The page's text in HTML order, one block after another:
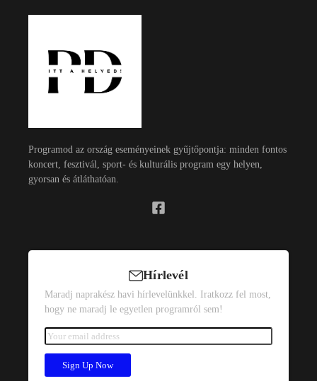
Programod az ország eseményeinek gyűjtőpontja: minden fontos
koncert, fesztivál, sport- és kulturális program egy helyen,
gyorsan és átláthatóan.
Hírlevél
Maradj naprakész havi hírlevelünkkel. Iratkozz fel most,
hogy ne maradj le egyetlen programról sem!